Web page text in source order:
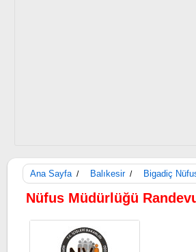
Ana Sayfa / Balıkesir / Bigadiç
Nüfus Müdürlüğü